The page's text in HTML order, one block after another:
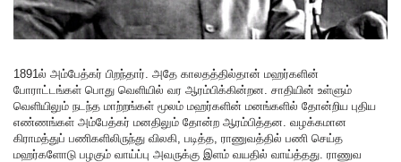
1891ல் அம்பேத்கர் பிறந்தார். அதே காலதத்தில்தான் மஹர்களின்
போராட்டங்கள் பொது வெளியில் வர ஆரம்பிக்கின்றன. சாதியின் உள்ளும்
வெளியிலும் நடந்த மாற்றங்கள் மூலம் மஹர்களின் மனங்களில் தோன்றிய புதிய
எண்ணங்கள் அம்பேத்கர் மனதிலும் தோன்ற ஆரம்பித்தன. வழக்கமான
கிராமத்துப் பணிகளிலிருந்து விலகி, படித்த, ராணுவத்தில் பணி செய்த
மஹர்களோடு பழகும் வாய்ப்பு அவருக்கு இளம் வயதில் வாய்த்தது. ராணுவ